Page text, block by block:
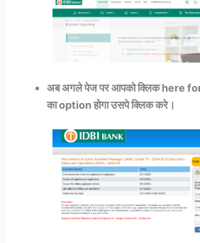
अब अगले पेज पर आपको क्लिक here
का option होगा उसपे क्लिक करे।